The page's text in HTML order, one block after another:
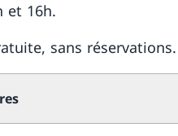
et 16h.
sans réservations.